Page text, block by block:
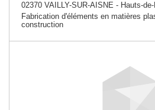
02370 VAILLY-SUR-AISNE - Hauts-
Fabrication d'éléments en matières
construction